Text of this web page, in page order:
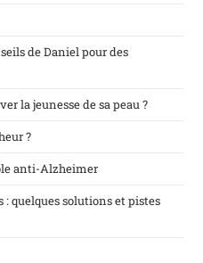
de Daniel pour des
la jeunesse de sa peau ?
?
anti-Alzheimer
: quelques solutions et pistes